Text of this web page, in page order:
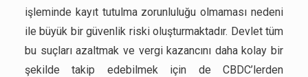
işleminde kayıt tutulma zorunluluğu olmaması nedeni
ile büyük bir güvenlik riski oluşturmaktadır. Devlet tüm
bu suçları azaltmak ve vergi kazancını daha kolay bir
şekilde takip edebilmek için de CBDC’lerden